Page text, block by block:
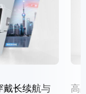
戴长续航与
高